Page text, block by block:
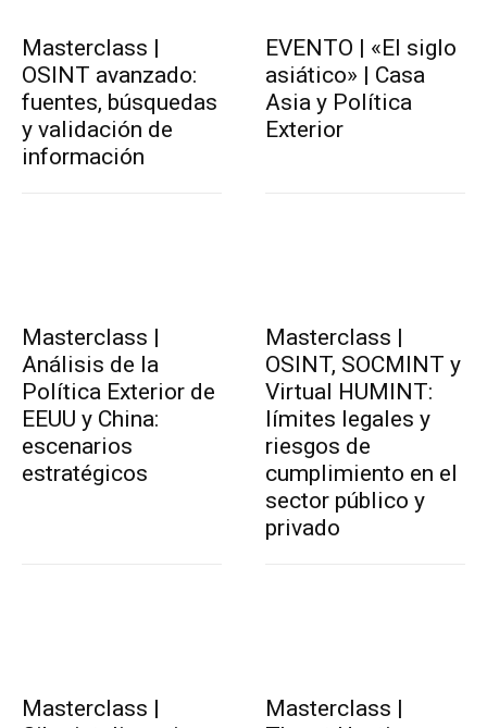
Masterclass |
OSINT avanzado:
fuentes, búsquedas
y validación de
información
EVENTO | «El siglo
asiático» | Casa
Asia y Política
Exterior
Masterclass |
Análisis de la
Política Exterior de
EEUU y China:
escenarios
estratégicos
Masterclass |
OSINT, SOCMINT y
Virtual HUMINT:
límites legales y
riesgos de
cumplimiento en el
sector público y
privado
Masterclass |
Masterclass |